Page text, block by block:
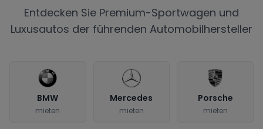
Entdecken Sie Premium-Sportwagen und
Luxusautos der führenden Automobilhersteller
BMW
mieten
Mercedes
mieten
Porsche
mieten